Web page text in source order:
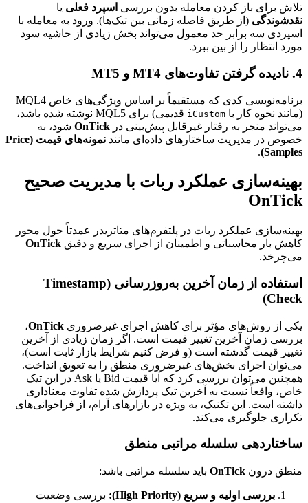
تلاش برای باز کردن معامله بدون بررسی اسپرد فعلی یا
نقدشوندگی (از طریق فاصله زمانی بین تیک‌ها). ورود به معامله با
اسپردی سه برابر حد معمول می‌تواند بخش زیادی از حاشیه سود
مورد انتظار را از بین ببرد.
4. نادیده گرفتن تفاوت‌های MT4 و MT5
برنامه‌نویسی کدی که مستقیماً بر اساس ویژگی‌های خاص MQL4
(مانند نحوه کار با iCustom
قدیمی) برای MQL5 نوشته شده باشد،
می‌تواند منجر به رفتار غیرقابل پیش‌بینی در OnTick شود، به
خصوص در مدیریت ساختارهای داده‌ای مانند
نمونه‌های قیمت (Price
Samples)
.
بهینه‌سازی عملکرد ربات با مدیریت صحیح
OnTick
بهینه‌سازی عملکرد ربات در پلتفرم‌های متاتریدر عمدتاً حول محور
کاهش بار محاسباتی و اطمینان از اجرای سریع و دقیق OnTick
می‌چرخد.
استفاده از زمان آخرین به‌روزرسانی (Timestamp
Check)
یکی از روش‌های مؤثر برای کاهش اجرای غیرضروری OnTick،
بررسی زمان آخرین تغییر قیمت است. اگر زمان زیادی از آخرین
تغییر قیمت گذشته است (و فرض کنیم شرایط بازار ثابت است)،
می‌توان اجرای بخش‌های غیرضروری منطق را به تعویق انداخت.
همچنین می‌توان بررسی کرد که آیا قیمت Bid یا Ask در این تیک
خاص، واقعاً نسبت به آخرین تیک پردازش شده تفاوت معناداری
داشته است. این تکنیک، به ویژه در بازارهای آرام، از فراخوانی‌های
تکراری جلوگیری می‌کند.
ساختاردهی سلسله مراتبی منطق
منطق درون OnTick باید سلسله مراتبی باشد:
بررسی اولیه و سریع (High Priority):
بررسی وضعیت